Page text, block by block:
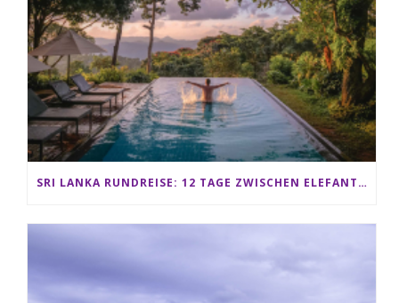
SRI LANKA RUNDREISE: 12 TAGE ZWISCHEN ELEFANTEN, TEEPLANTAGEN & STRAND ALS FAMILIE